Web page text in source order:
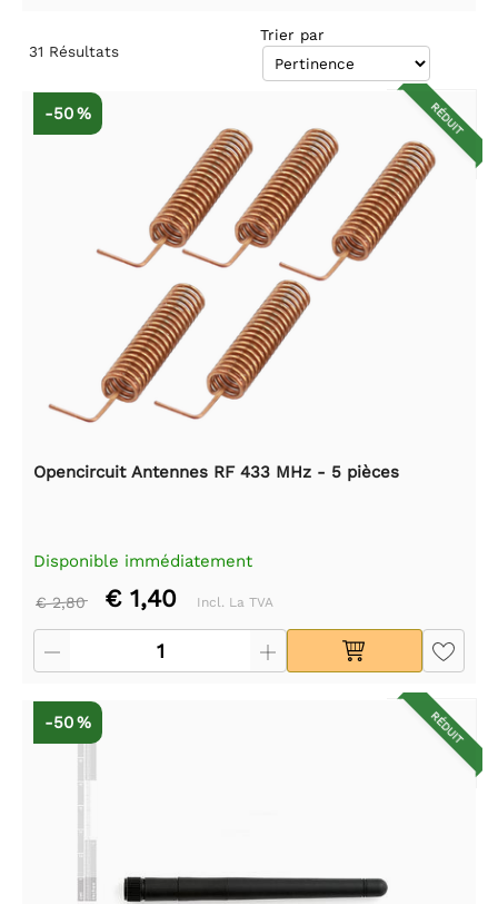
31 Résultats
Trier par
RÉDUIT
-50 %
Opencircuit Antennes RF 433 MHz - 5 pièces
Disponible immédiatement
€ 2,80 € 1,40 Incl. La TVA
RÉDUIT
-50 %